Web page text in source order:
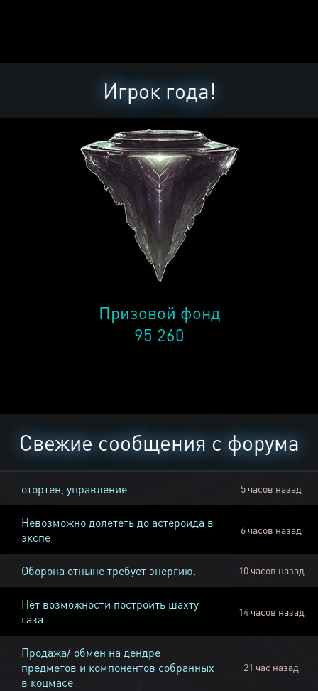
Игрок года!
Призовой фонд
95 260
Свежие сообщения с форума
отортен, управление 5 часов назад
Невозможно долететь до астероида в
экспе
6 часов назад
Оборона отныне требует энергию. 10 часов назад
Нет возможности построить шахту
газа
14 часов назад
Продажа/ обмен на дендре
предметов и компонентов собранных
в коцмасе
21 час назад